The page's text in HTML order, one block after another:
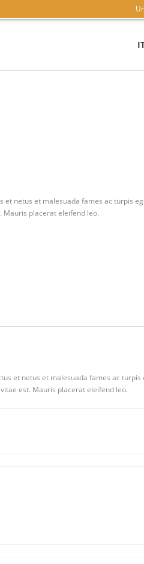
et netus et malesuada fames ac turpis
Mauris placerat eleifend leo.
et netus et malesuada fames ac
est. Mauris placerat eleifend leo.